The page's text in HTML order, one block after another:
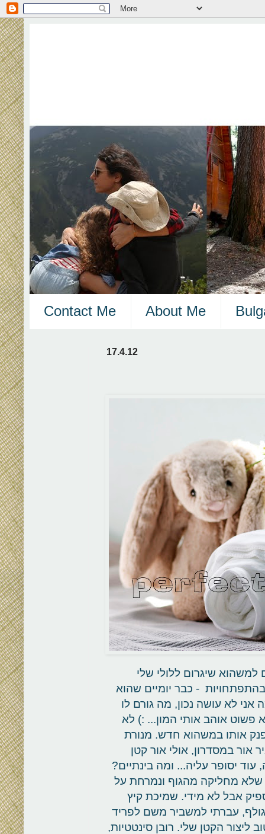
Contact Me About Me
17.4.12
שיגרום ללולי שלי
- כבר יומיים שהוא
לא עושה נכון, מה גורם לו
אוהב אותי המון... :) לא
אותו במשהוא חדש. מנורת
אור במסדרון, אולי אור קטן
עוד יסופר עליה... ומה בינתיים?
מחליקה מהגוף ונמרחת על
אבל לא מידי. שמיכת קיץ
עברתי למשביר משם לפריד
הקטן שלי. רובן סינטטיות,